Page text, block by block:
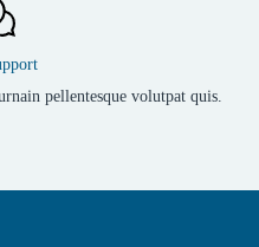
pellentesque volutpat quis.